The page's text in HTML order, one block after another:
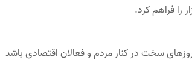
را فراهم کرد.
سخت در کنار مردم و فعالان اقتصادی باشد